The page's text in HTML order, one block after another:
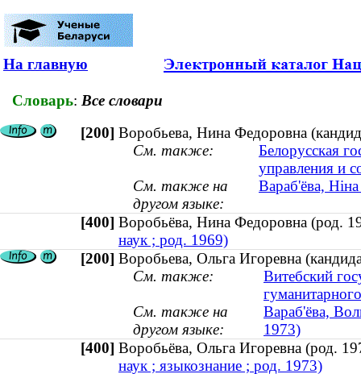
На главную
Словарь: Все словари
[200] Воробьева, Нина Федоровна
См. также:
Белорусская
управления и
См. также на
другом языке:
Вараб'ёва,
[400] Воробьёва, Нина Федоровна (род.
наук ; род. 1969)
[200] Воробьева, Ольга Игоревна
См. также:
Витебский
См. также на
другом языке:
Вараб'ёва,
1973)
[400] Воробьёва, Ольга Игоревна (род.
наук ; языкознание ; род. 1973)